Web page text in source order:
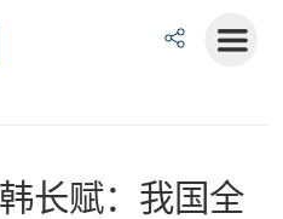
长赋：我国全